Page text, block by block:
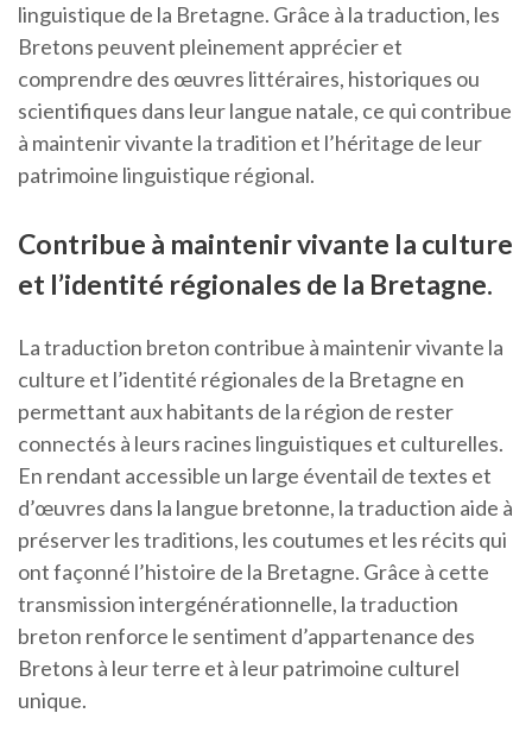
linguistique de la Bretagne. Grâce à la traduction, les
Bretons peuvent pleinement apprécier et
comprendre des œuvres littéraires, historiques ou
scientifiques dans leur langue natale, ce qui contribue
à maintenir vivante la tradition et l’héritage de leur
patrimoine linguistique régional.
Contribue à maintenir vivante la culture
et l’identité régionales de la Bretagne.
La traduction breton contribue à maintenir vivante la
culture et l’identité régionales de la Bretagne en
permettant aux habitants de la région de rester
connectés à leurs racines linguistiques et culturelles.
En rendant accessible un large éventail de textes et
d’œuvres dans la langue bretonne, la traduction aide à
préserver les traditions, les coutumes et les récits qui
ont façonné l’histoire de la Bretagne. Grâce à cette
transmission intergénérationnelle, la traduction
breton renforce le sentiment d’appartenance des
Bretons à leur terre et à leur patrimoine culturel
unique.